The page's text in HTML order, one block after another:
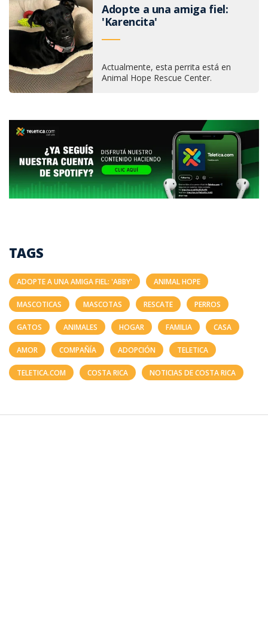
Adopte a una amiga fiel:
'Karencita'
Actualmente, esta perrita está en
Animal Hope Rescue Center.
TAGS
ADOPTE A UNA AMIGA FIEL: 'ABBY' ANIMAL HOPE
MASCOTICAS MASCOTAS RESCATE PERROS
GATOS ANIMALES HOGAR FAMILIA CASA
AMOR COMPAÑÍA ADOPCIÓN TELETICA
TELETICA.COM COSTA RICA NOTICIAS DE COSTA RICA